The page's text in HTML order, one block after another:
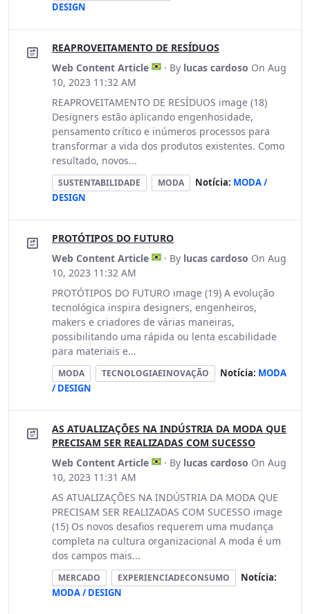
DESIGN
REAPROVEITAMENTO DE RESÍDUOS
Web Content Article
· By lucas cardoso On Aug
10, 2023 11:32 AM
REAPROVEITAMENTO DE RESÍDUOS image (18)
Designers estão aplicando engenhosidade,
pensamento crítico e inúmeros processos para
transformar a vida dos produtos existentes. Como
resultado, novos...
SUSTENTABILIDADE MODA Notícia: MODA /
DESIGN
PROTÓTIPOS DO FUTURO
Web Content Article
· By lucas cardoso On Aug
10, 2023 11:32 AM
PROTÓTIPOS DO FUTURO image (19) A evolução
tecnológica inspira designers, engenheiros,
makers e criadores de várias maneiras,
possibilitando uma rápida ou lenta escabilidade
para materiais e...
MODA TECNOLOGIAEINOVAÇÃO Notícia: MODA
/ DESIGN
AS ATUALIZAÇÕES NA INDÚSTRIA DA MODA QUE
PRECISAM SER REALIZADAS COM SUCESSO
Web Content Article
· By lucas cardoso On Aug
10, 2023 11:31 AM
AS ATUALIZAÇÕES NA INDÚSTRIA DA MODA QUE
PRECISAM SER REALIZADAS COM SUCESSO image
(15) Os novos desafios requerem uma mudança
completa na cultura organizacional A moda é um
dos campos mais...
MERCADO EXPERIENCIADECONSUMO
Notícia:
MODA / DESIGN